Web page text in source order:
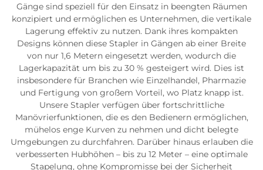
Gänge sind speziell für den Einsatz in beengten Räumen
konzipiert und ermöglichen es Unternehmen, die vertikale
Lagerung effektiv zu nutzen. Dank ihres kompakten
Designs können diese Stapler in Gängen ab einer Breite
von nur 1,6 Metern eingesetzt werden, wodurch die
Lagerkapazität um bis zu 30 % gesteigert wird. Dies ist
insbesondere für Branchen wie Einzelhandel, Pharmazie
und Fertigung von großem Vorteil, wo Platz knapp ist.
Unsere Stapler verfügen über fortschrittliche
Manövrierfunktionen, die es den Bedienern ermöglichen,
mühelos enge Kurven zu nehmen und dicht belegte
Umgebungen zu durchfahren. Darüber hinaus erlauben die
verbesserten Hubhöhen – bis zu 12 Meter – eine optimale
Stapelung, ohne Kompromisse bei der Sicherheit